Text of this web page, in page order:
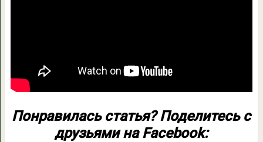
Понравилась статья? Поделитесь с
друзьями на Facebook: